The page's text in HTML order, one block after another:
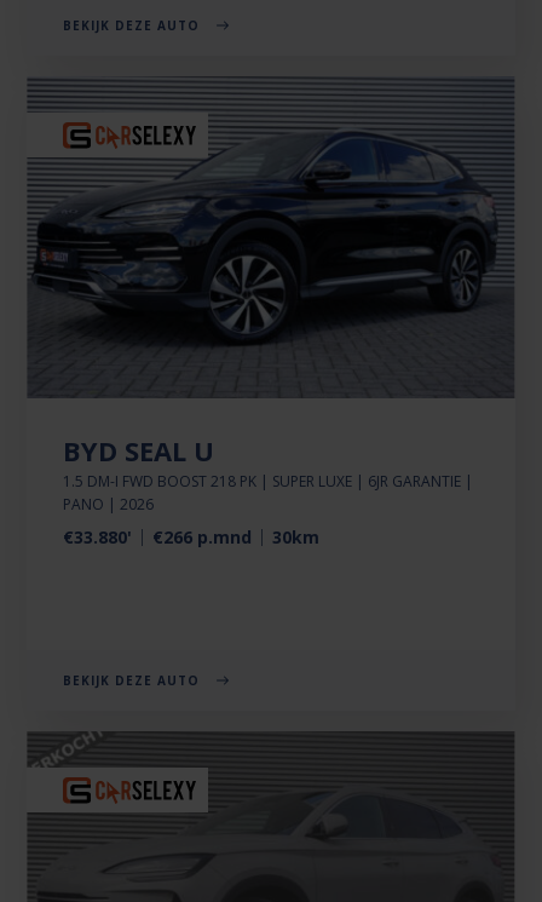
BEKIJK DEZE AUTO
BYD SEAL U
1.5 DM-I FWD BOOST 218 PK | SUPER LUXE | 6JR GARANTIE |
PANO | 2026
€33.880' €266 p.mnd 30km
BEKIJK DEZE AUTO